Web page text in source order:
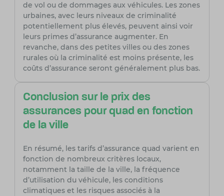
de vol ou de dommages aux véhicules. Les zones
urbaines, avec leurs niveaux de criminalité
potentiellement plus élevés, peuvent ainsi voir
leurs primes d’assurance augmenter. En
revanche, dans des petites villes ou des zones
rurales où la criminalité est moins présente, les
coûts d’assurance seront généralement plus bas.
Conclusion sur le prix des
assurances pour quad en fonction
de la ville
En résumé, les tarifs d’assurance quad varient en
fonction de nombreux critères locaux,
notamment la taille de la ville, la fréquence
d’utilisation du véhicule, les conditions
climatiques et les risques associés à la